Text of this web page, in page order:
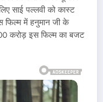
साई पल्लवी को कास्ट
फिल्म में हनुमान जी के
करोड़ इस फिल्म का बजट